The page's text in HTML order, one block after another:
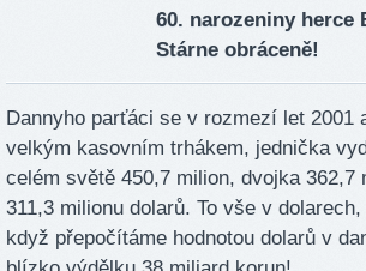
60. narozeniny herce
Stárne obráceně!
Dannyho parťáci se v rozmezí let 2001
velkým kasovním trhákem, jednička
celém světě 450,7 milion, dvojka 362,7
311,3 milionu dolarů. To vše v
když přepočítáme hodnotou dolarů v